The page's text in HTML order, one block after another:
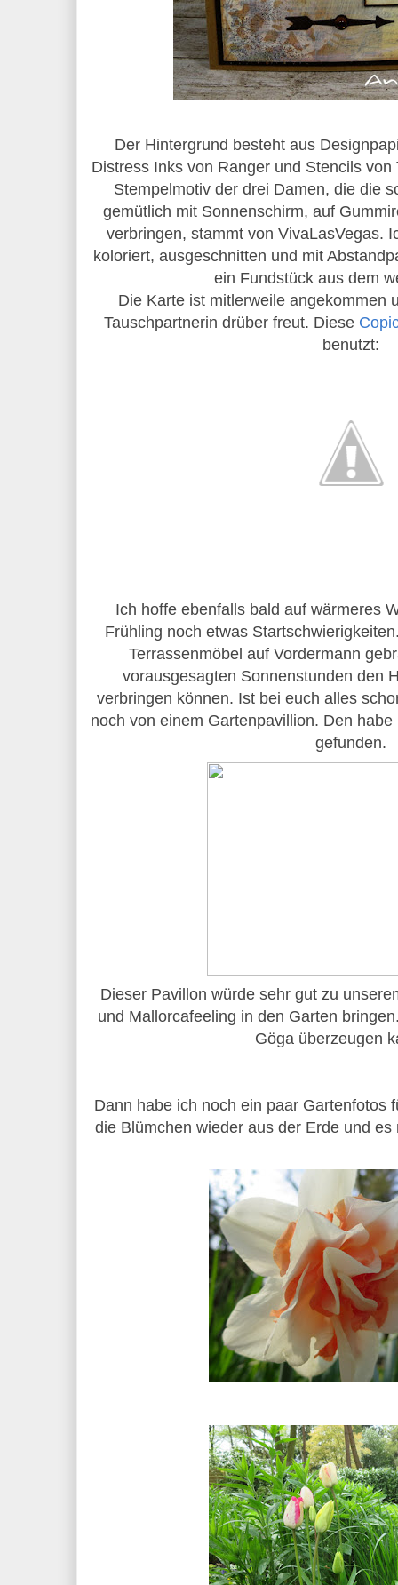
Der Hintergrund besteht aus
Distress Inks von Ranger und Stencils
Stempelmotiv der drei Damen, die die
gemütlich mit Sonnenschirm, auf
verbringen, stammt von VivaLasVegas.
koloriert, ausgeschnitten und mit
ein Fundstück aus dem
Die Karte ist mitlerweile angekommen
Tauschpartnerin drüber freut. Diese
benutzt:
Ich hoffe ebenfalls bald auf wärmeres
Frühling noch etwas
Terrassenmöbel auf Vordermann
vorausgesagten Sonnenstunden den
verbringen können. Ist bei euch alles
noch von einem Gartenpavillion. Den
gefunden.
Dieser Pavillon würde sehr gut zu
und Mallorcafeeling in den Garten
Göga überzeugen
Dann habe ich noch ein paar Gartenfotos
die Blümchen wieder aus der Erde und